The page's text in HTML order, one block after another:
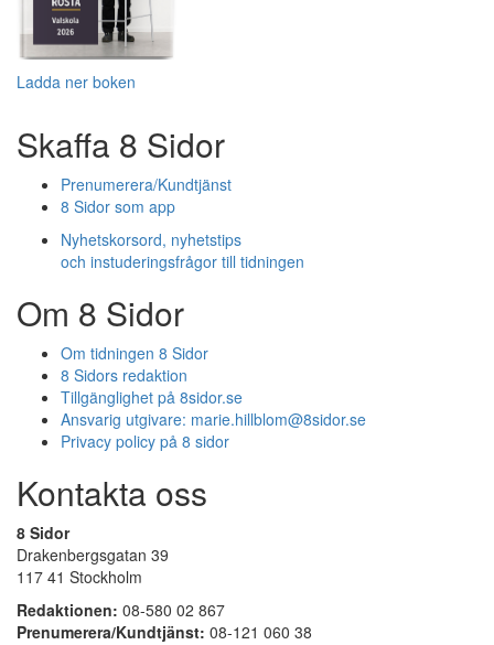
Ladda ner boken
Skaffa 8 Sidor
Prenumerera/Kundtjänst
8 Sidor som app
Nyhetskorsord, nyhetstips
och instuderingsfrågor till tidningen
Om 8 Sidor
Om tidningen 8 Sidor
8 Sidors redaktion
Tillgänglighet på 8sidor.se
Ansvarig utgivare: marie.hillblom@8sidor.se
Privacy policy på 8 sidor
Kontakta oss
8 Sidor
Drakenbergsgatan 39
117 41 Stockholm
Redaktionen: 08-580 02 867
Prenumerera/Kundtjänst: 08-121 060 38